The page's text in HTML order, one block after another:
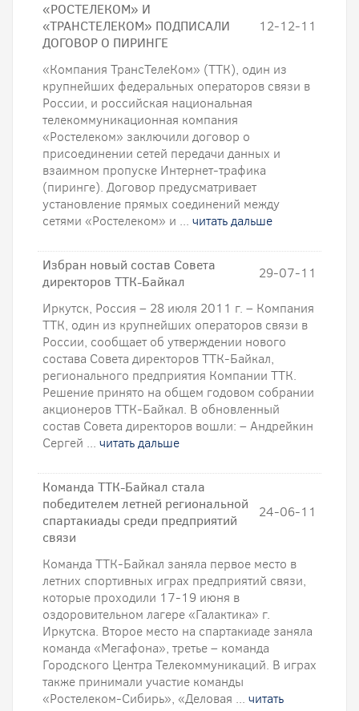
«РОСТЕЛЕКОМ» И
«ТРАНСТЕЛЕКОМ» ПОДПИСАЛИ
ДОГОВОР О ПИРИНГЕ
12-12-11
«Компания ТрансТелеКом» (ТТК), один из
крупнейших федеральных операторов связи в
России, и российская национальная
телекоммуникационная компания
«Ростелеком» заключили договор о
присоединении сетей передачи данных и
взаимном пропуске Интернет-трафика
(пиринге). Договор предусматривает
установление прямых соединений между
сетями «Ростелеком» и ... читать дальше
Избран новый состав Совета
директоров ТТК-Байкал
29-07-11
Иркутск, Россия – 28 июля 2011 г. – Компания
ТТК, один из крупнейших операторов связи в
России, сообщает об утверждении нового
состава Совета директоров ТТК-Байкал,
регионального предприятия Компании ТТК.
Решение принято на общем годовом собрании
акционеров ТТК-Байкал. В обновленный
состав Совета директоров вошли: – Андрейкин
Сергей ... читать дальше
Команда ТТК-Байкал стала
победителем летней региональной
спартакиады среди предприятий
связи
24-06-11
Команда ТТК-Байкал заняла первое место в
летних спортивных играх предприятий связи,
которые проходили 17-19 июня в
оздоровительном лагере «Галактика» г.
Иркутска. Второе место на спартакиаде заняла
команда «Мегафона», третье – команда
Городского Центра Телекоммуникаций. В играх
также принимали участие команды
«Ростелеком-Сибирь», «Деловая ... читать